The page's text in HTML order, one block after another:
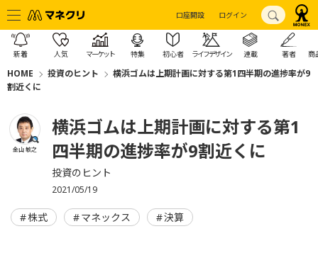
口座開設 ログイン
新着 人気 マーケット 特集 初心者 ライフデザイン 連載 著者 商
HOME 投資のヒント
横浜ゴムは上期計画に対する第1四半期の進捗率が9
割近くに
金山 敏之
横浜ゴムは上期計画に対する第1
四半期の進捗率が9割近くに
投資のヒント
2021/05/19
株式 マネックス 決算